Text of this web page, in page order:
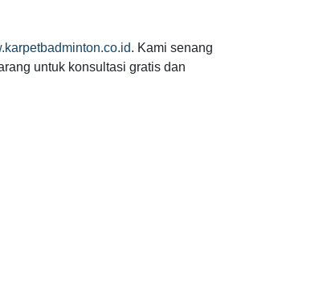
. Kami senang
untuk konsultasi gratis dan